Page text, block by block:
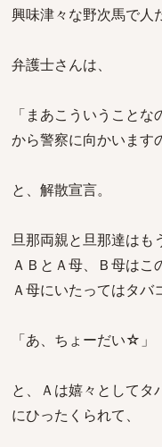
興味津々な野次馬で人
弁護士さんは、
「まあこういうこと
から警察に向かいます
と、解散宣言。
旦那両親と旦那達はも
ＡＢとＡ母、Ｂ母はこ
Ａ母にいたってはタバ
「あ、ちょーだい☆」
と、Ａは嬉々としてタ
にひったくられて、